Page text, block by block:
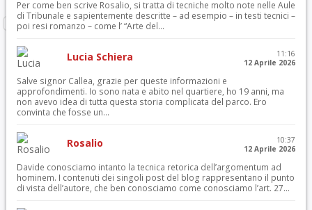
Per come ben scrive Rosalio, si tratta di tecniche molto note nelle Aule
di Tribunale e sapientemente descritte – ad esempio – in testi tecnici –
poi resi romanzo – come l’ “Arte del...
Lucia Schiera
11:16
12 Aprile 2026
Salve signor Callea, grazie per queste informazioni e
approfondimenti. Io sono nata e abito nel quartiere, ho 19 anni, ma
non avevo idea di tutta questa storia complicata del parco. Ero
convinta che fosse un...
Rosalio
10:37
12 Aprile 2026
Davide conosciamo intanto la tecnica retorica dell’argomentum ad
hominem. I contenuti dei singoli post del blog rappresentano il punto
di vista dell’autore, che ben conosciamo come conosciamo l’art. 27...